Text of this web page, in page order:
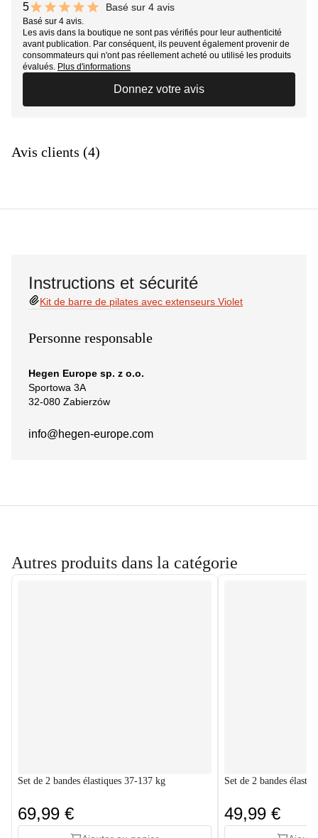
5
10 out of 10 stars
Basé sur 4 avis
Basé sur 4 avis.
Les avis dans la boutique ne sont pas vérifiés pour leur authenticité
avant publication. Par conséquent, ils peuvent également provenir de
consommateurs qui n'ont pas réellement acheté ou utilisé les produits
évalués. Plus d'informations
Donnez votre avis
Avis clients (4)
Instructions et sécurité
Kit de barre de pilates avec extenseurs Violet
Personne responsable
Hegen Europe sp. z o.o.
Sportowa 3A
32-080 Zabierzów
info@hegen-europe.com
Autres produits dans la catégorie
Set de 2 bandes élastiques 37-137 kg
69,99 €
Set de 2 bandes
49,99 €